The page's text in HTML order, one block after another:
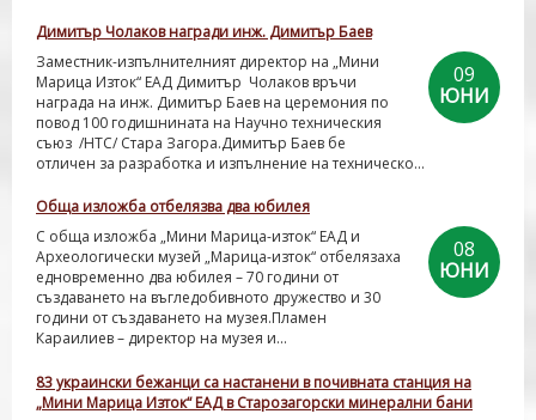
Димитър Чолаков награди инж. Димитър Баев
09
ЮНИ
Заместник-изпълнителният директор на „Мини
Марица Изток“ ЕАД Димитър Чолаков връчи
награда на инж. Димитър Баев на церемония по
повод 100 годишнината на Научно техническия
съюз /НТС/ Стара Загора.Димитър Баев бе
отличен за разработка и изпълнение на техническо...
Обща изложба отбелязва два юбилея
08
ЮНИ
С обща изложба „Мини Марица-изток“ ЕАД и
Археологически музей „Марица-изток“ отбелязаха
едновременно два юбилея – 70 години от
създаването на въгледобивното дружество и 30
години от създаването на музея.Пламен
Караилиев – директор на музея и...
83 украински бежанци са настанени в почивната станция на
„Мини Марица Изток“ ЕАД в Старозагорски минерални бани